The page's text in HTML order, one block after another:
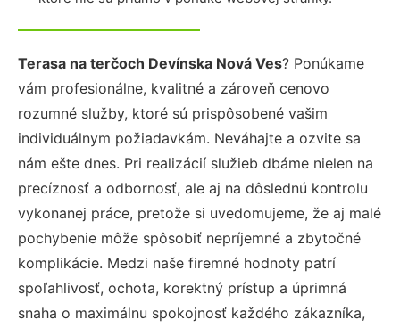
Terasa na terčoch Devínska Nová Ves? Ponúkame
vám profesionálne, kvalitné a zároveň cenovo
rozumné služby, ktoré sú prispôsobené vašim
individuálnym požiadavkám. Neváhajte a ozvite sa
nám ešte dnes. Pri realizácií služieb dbáme nielen na
precíznosť a odbornosť, ale aj na dôslednú kontrolu
vykonanej práce, pretože si uvedomujeme, že aj malé
pochybenie môže spôsobiť nepríjemné a zbytočné
komplikácie. Medzi naše firemné hodnoty patrí
spoľahlivosť, ochota, korektný prístup a úprimná
snaha o maximálnu spokojnosť každého zákazníka,